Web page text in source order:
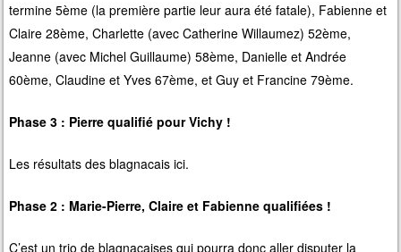
termine 5ème (la première partie leur aura été fatale), Fabienne et
Claire 28ème, Charlette (avec Catherine Willaumez) 52ème,
Jeanne (avec Michel Guillaume) 58ème, Danielle et Andrée
60ème, Claudine et Yves 67ème, et Guy et Francine 79ème.
Phase 3 : Pierre qualifié pour Vichy !
Les résultats des blagnacaisici.
Phase 2 : Marie-Pierre, Claire et Fabienne qualifiées !
C’est un trio de blagnacaises qui pourra donc aller disputer la